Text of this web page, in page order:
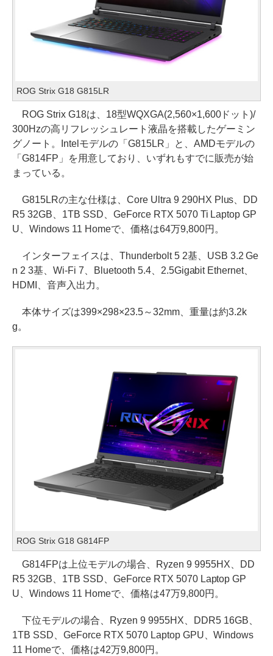
ROG Strix G18 G815LR
ROG Strix G18は、18型WQXGA(2,560×1,600ドット)/
300Hzの高リフレッシュレート液晶を搭載したゲーミン
グノート。Intelモデルの「G815LR」と、AMDモデルの
「G814FP」を用意しており、いずれもすでに販売が始
まっている。
G815LRの主な仕様は、Core Ultra 9 290HX Plus、DD
R5 32GB、1TB SSD、GeForce RTX 5070 Ti Laptop GP
U、Windows 11 Homeで、価格は64万9,800円。
インターフェイスは、Thunderbolt 5 2基、USB 3.2 Ge
n 2 3基、Wi-Fi 7、Bluetooth 5.4、2.5Gigabit Ethernet、
HDMI、音声入出力。
本体サイズは399×298×23.5～32mm、重量は約3.2k
g。
ROG Strix G18 G814FP
G814FPは上位モデルの場合、Ryzen 9 9955HX、DD
R5 32GB、1TB SSD、GeForce RTX 5070 Laptop GP
U、Windows 11 Homeで、価格は47万9,800円。
下位モデルの場合、Ryzen 9 9955HX、DDR5 16GB、
1TB SSD、GeForce RTX 5070 Laptop GPU、Windows
11 Homeで、価格は42万9,800円。